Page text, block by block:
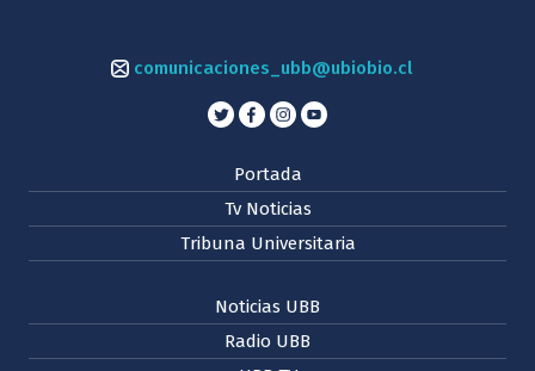
comunicaciones_ubb@ubiobio.cl
Portada
Tv Noticias
Tribuna Universitaria
Noticias UBB
Radio UBB